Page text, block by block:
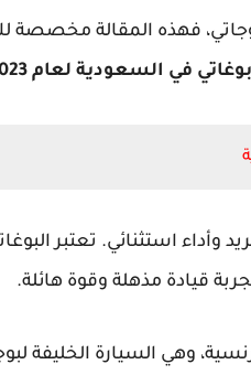
بوجاتي، فهذه المقالة
بوغاتي في السعودية لعام 2023 2024
وأداء استثنائي. تعتبر
قيادة مذهلة وقوة هائلة.
وهي السيارة الخليفة